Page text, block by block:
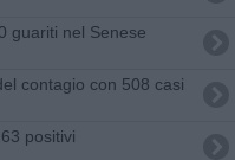
guariti nel Senese
contagio con 508 casi
positivi